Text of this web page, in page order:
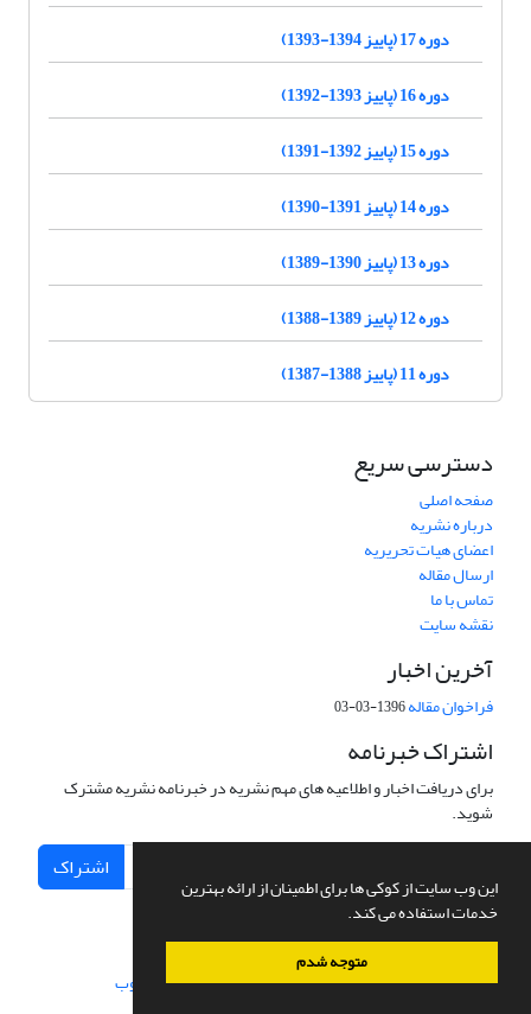
این وب سایت از کوکی ها برای اطمینان از ارائه بهترین
خدمات استفاده می کند.
متوجه شدم
دوره 17 (پاییز 1394-1393)
دوره 16 (پاییز 1393-1392)
دوره 15 (پاییز 1392-1391)
دوره 14 (پاییز 1391-1390)
دوره 13 (پاییز 1390-1389)
دوره 12 (پاییز 1389-1388)
دوره 11 (پاییز 1388-1387)
دسترسی سریع
صفحه اصلی
درباره نشریه
اعضای هیات تحریریه
ارسال مقاله
تماس با ما
نقشه سایت
آخرین اخبار
فراخوان مقاله1396-03-03
اشتراک خبرنامه
برای دریافت اخبار و اطلاعیه های مهم نشریه در خبرنامه نشریه مشترک
شوید.
اشتراک
سامانه مدیریت نشریات علمی.طراحی و پیاده سازی از سیناوب